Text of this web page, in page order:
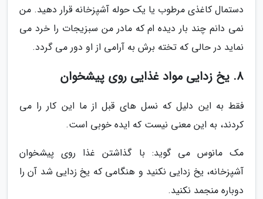
دستمال کاغذی مرطوب یا یک حوله آشپزخانه قرار دهید. من
نمی دانم چند بار دیده ام که مادر من سبزیجات را خرد می
نماید در حالی که تخته برش به آرامی از او دور می گردد.
8. یخ زدایی مواد غذایی روی پیشخوان
فقط به این دلیل که نسل های قبل از ما این کار را می
کردند، به این معنی نیست که ایده خوبی است.
مک مانوس می گوید: با گذاشتن غذا روی پیشخوان
آشپزخانه، یخ زدایی نکنید و هنگامی که یخ زدایی شد آن را
دوباره منجمد نکنید.